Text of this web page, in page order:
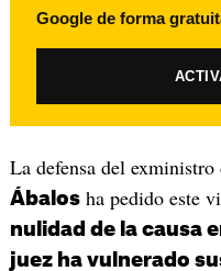
Google de forma
La defensa del exministro
Ábalosha pedido este
nulidad de la causa
juez ha vulnerado